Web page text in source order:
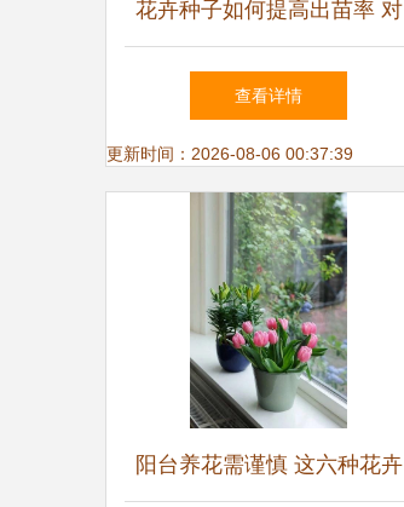
花卉种子如何提高出苗率 对
温度有什么要求吗
查看详情
更新时间：2026-08-06 00:37:39
阳台养花需谨慎 这六种花卉